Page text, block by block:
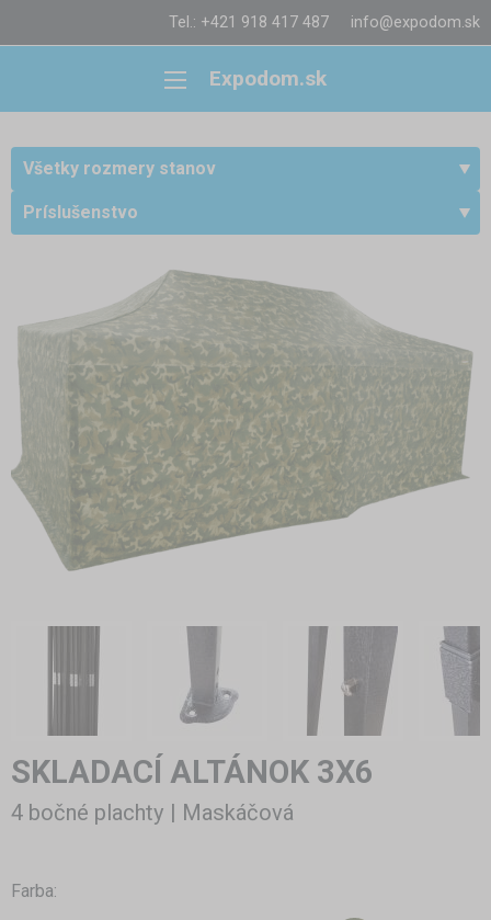
Tel.: +421 918 417 487 info@expodom.sk
Expodom.sk
Všetky rozmery stanov
Príslušenstvo
SKLADACÍ ALTÁNOK 3X6
4 bočné plachty | Maskáčová
Farba: